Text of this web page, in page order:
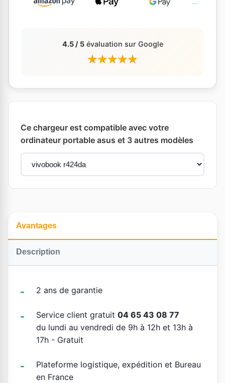
4.5 / 5évaluation sur Google
Ce chargeur est compatible avec votre
ordinateur portable asus et 3 autres modèles
Avantages
Description
2 ans de garantie
Service client gratuit 04 65 43 08 77
du lundi au vendredi de 9h à 12h et 13h à
17h - Gratuit
Plateforme logistique, expédition et Bureau
en France